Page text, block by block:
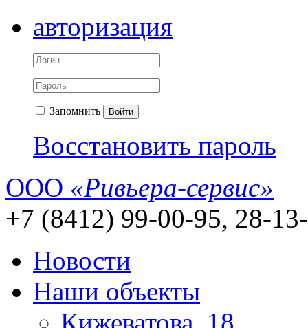
авторизация
Запомнить Войти
Восстановить пароль
ООО «Ривьера-сервис»
+7 (8412) 99-00-95, 28-
Новости
Наши объекты